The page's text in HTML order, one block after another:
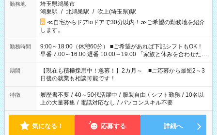
勤務地
埼玉県鴻巣市
鴻巣駅 / 北鴻巣駅 / 吹上(埼玉県)駅
≪自宅からドアtoドアで30分以内！≫ご希望の勤務地を紹介
します。
勤務時間
9:00～18:00（休憩60分） ■ご希望があれば下記シフトもOK！
早番 7:00～16:00 遅番 10:00～19:00 「家族と休みを合わせた
い」 「余裕を持って夕飯の準備がしたい」 「できれば残業はし
たくない」 など、ご希望を教えてくださいね。 ※Wワーク希望
の方へ 今ご覧のお仕事で希望する勤務時間と、もう1つのお仕事
の勤務時間。 合計で週40時間を超える場合は応募できません。
期間
【現在も積極採用中！急募！】2カ月～ ■ご応募から最短2～3
日後の就業も相談可能です！
特徴 履歴書不要 / 40～50代活躍中 / 服装自由 / シフト勤務 / 10名以
上の大量募集 / 電話対応なし / パソコンスキル不要
気になる！ 応募する 詳細へ